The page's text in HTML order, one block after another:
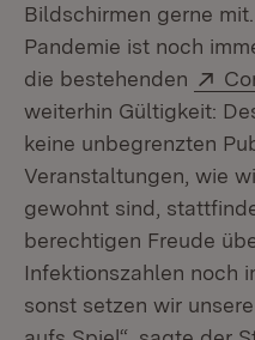
Bildschirmen gerne
Pandemie ist noch
die bestehenden
weiterhin Gültigkeit:
keine unbegrenzten
Veranstaltungen, wie
gewohnt sind,
berechtigen Freude
Infektionszahlen noch
sonst setzen wir